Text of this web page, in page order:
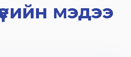
үеийн мэдээ